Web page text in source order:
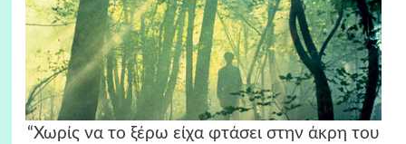
“Χωρίς να το ξέρω είχα φτάσει στην άκρη του